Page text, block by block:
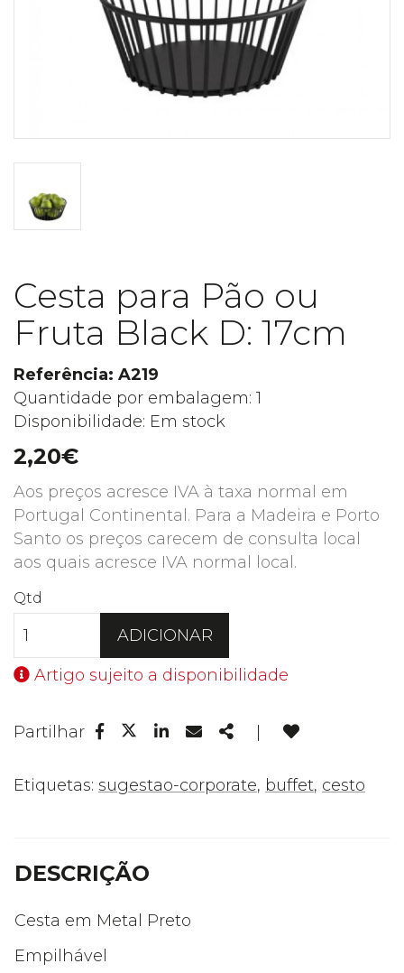
Cesta para Pão ou
Fruta Black D: 17cm
Referência: A219
Quantidade por embalagem: 1
Disponibilidade: Em stock
2,20€
Aos preços acresce IVA à taxa normal em
Portugal Continental. Para a Madeira e Porto
Santo os preços carecem de consulta local
aos quais acresce IVA normal local.
Qtd
ADICIONAR
Artigo sujeito a disponibilidade
Partilhar
FacebookLinkedin
EmailShare
Etiquetas: sugestao-corporate, buffet, cesto
DESCRIÇÃO
Cesta em Metal Preto
Empilhável